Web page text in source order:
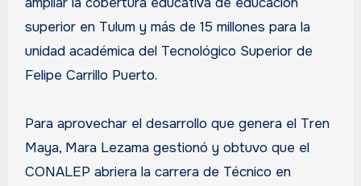
superior en Tulum y más de 15 millones para la
unidad académica del Tecnológico Superior de
Felipe Carrillo Puerto.
Para aprovechar el desarrollo que genera el Tren
Maya, Mara Lezama gestionó y obtuvo que el
CONALEP abriera la carrera de Técnico en